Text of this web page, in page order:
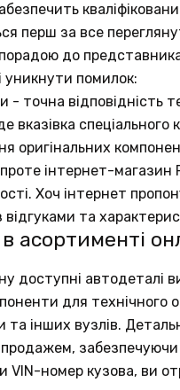
перш за все
до
уникнути помилок:
- точна відповідність
вказівка
оригінальних
інтернет-
Хоч інтернет
та
асортименті
доступні автодеталі
для технічного
та інших вузлів.
номер кузова, ви